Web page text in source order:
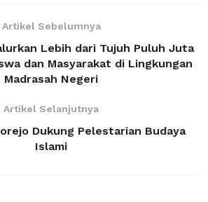
Artikel Sebelumnya
Lebih dari Tujuh Puluh Juta
dan Masyarakat di Lingkungan
Madrasah Negeri
Artikel Selanjutnya
Dukung Pelestarian Budaya
Islami